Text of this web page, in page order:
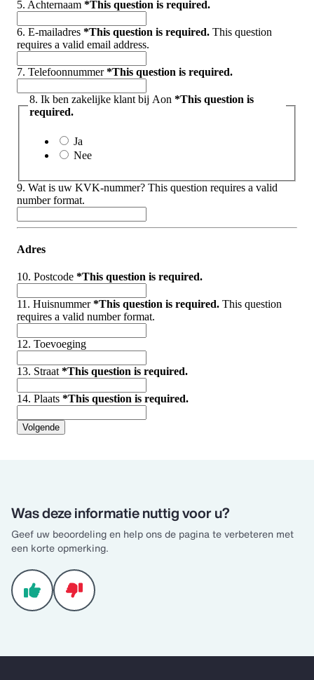
Was deze informatie nuttig voor u?
Geef uw beoordeling en help ons de pagina te verbeteren met
een korte opmerking.